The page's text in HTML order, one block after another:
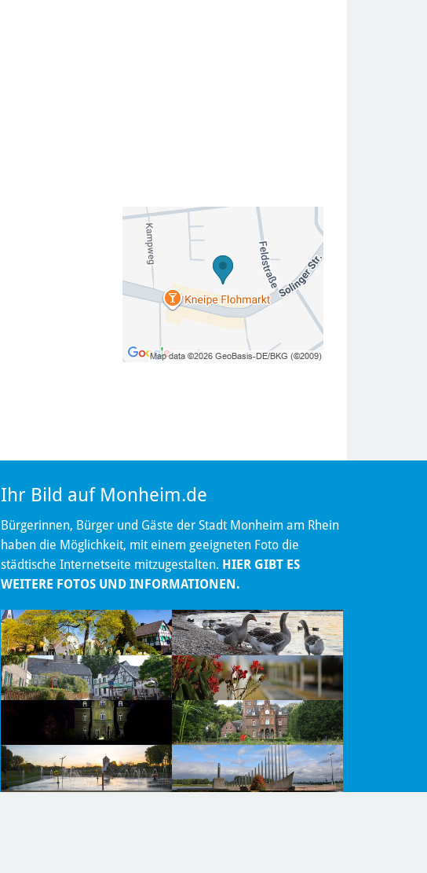
Ihr Bild auf Monheim.de
Bürgerinnen, Bürger und Gäste der Stadt Monheim am Rhein
haben die Möglichkeit, mit einem geeigneten Foto die
städtische Internetseite mitzugestalten. HIER GIBT ES
WEITERE FOTOS UND INFORMATIONEN.